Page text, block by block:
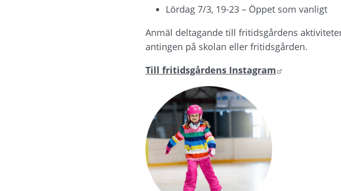
Lördag 7/3, 19-23 – Öppet som vanligt
Anmäl deltagande till fritidsgårdens
antingen på skolan eller fritidsgården.
Till fritidsgårdens Instagram